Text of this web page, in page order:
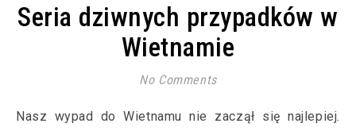
Seria dziwnych przypadków w
Wietnamie
No Comments
Nasz wypad do Wietnamu nie zaczął się najlepiej.